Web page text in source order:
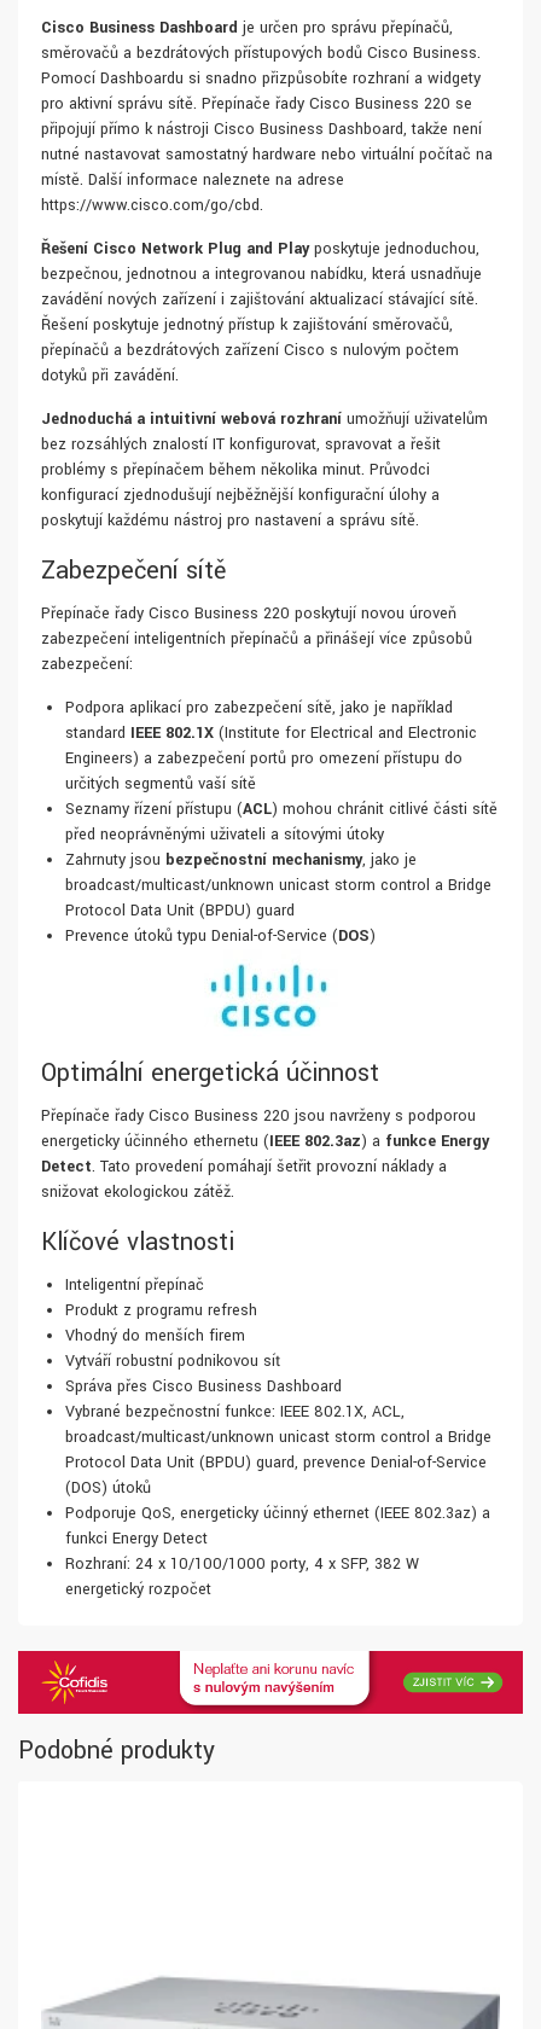
Cisco Business Dashboard je určen pro správu přepínačů,
směrovačů a bezdrátových přístupových bodů Cisco Business.
Pomocí Dashboardu si snadno přizpůsobíte rozhraní a widgety
pro aktivní správu sítě. Přepínače řady Cisco Business 220 se
připojují přímo k nástroji Cisco Business Dashboard, takže není
nutné nastavovat samostatný hardware nebo virtuální počítač na
místě. Další informace naleznete na adrese
https://www.cisco.com/go/cbd.
Řešení Cisco Network Plug and Playposkytuje jednoduchou,
bezpečnou, jednotnou a integrovanou nabídku, která usnadňuje
zavádění nových zařízení i zajišťování aktualizací stávající sítě.
Řešení poskytuje jednotný přístup k zajišťování směrovačů,
přepínačů a bezdrátových zařízení Cisco s nulovým počtem
dotyků při zavádění.
Jednoduchá a intuitivní webová rozhraní umožňují uživatelům
bez rozsáhlých znalostí IT konfigurovat, spravovat a řešit
problémy s přepínačem během několika minut. Průvodci
konfigurací zjednodušují nejběžnější konfigurační úlohy a
poskytují každému nástroj pro nastavení a správu sítě.
Zabezpečení sítě
Přepínače řady Cisco Business 220 poskytují novou úroveň
zabezpečení inteligentních přepínačů a přinášejí více způsobů
zabezpečení:
Podpora aplikací pro zabezpečení sítě, jako je například
standard IEEE 802.1X (Institute for Electrical and Electronic
Engineers) a zabezpečení portů pro omezení přístupu do
určitých segmentů vaší sítě
Seznamy řízení přístupu (ACL) mohou chránit citlivé části sítě
před neoprávněnými uživateli a síťovými útoky
Zahrnuty jsou bezpečnostní mechanismy, jako je
broadcast/multicast/unknown unicast storm control a Bridge
Protocol Data Unit (BPDU) guard
Prevence útoků typu Denial-of-Service (DOS)
Optimální energetická účinnost
Přepínače řady Cisco Business 220 jsou navrženy s podporou
energeticky účinného ethernetu (IEEE 802.3az) a funkce Energy
Detect. Tato provedení pomáhají šetřit provozní náklady a
snižovat ekologickou zátěž.
Klíčové vlastnosti
Inteligentní přepínač
Produkt z programu refresh
Vhodný do menších firem
Vytváří robustní podnikovou síť
Správa přes Cisco Business Dashboard
Vybrané bezpečnostní funkce: IEEE 802.1X, ACL,
broadcast/multicast/unknown unicast storm control a Bridge
Protocol Data Unit (BPDU) guard, prevence Denial-of-Service
(DOS) útoků
Podporuje QoS, energeticky účinný ethernet (IEEE 802.3az) a
funkci Energy Detect
Rozhraní: 24 x 10/100/1000 porty, 4 x SFP, 382 W
energetický rozpočet
Podobné produkty